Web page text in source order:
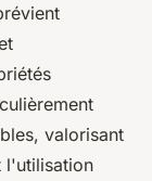
valorisant
l'utilisation